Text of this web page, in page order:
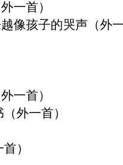
一首）
像孩子的哭声（外
一首）
外一首）
）